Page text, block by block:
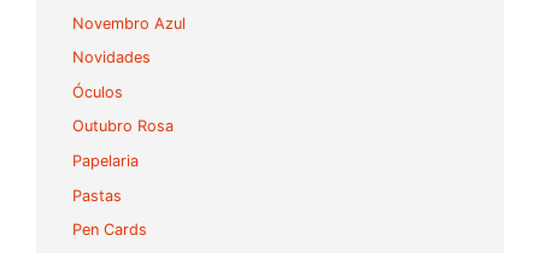
Novembro Azul
Novidades
Óculos
Outubro Rosa
Papelaria
Pastas
Pen Cards